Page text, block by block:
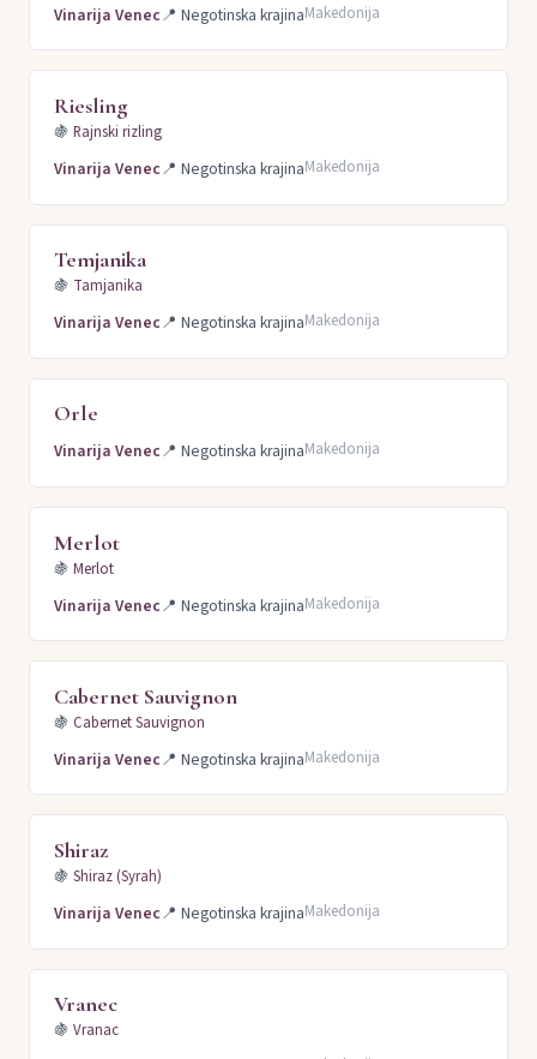
Vinarija Venec📍 Negotinska krajinaMakedonija
Riesling
🍇 Rajnski rizling
Vinarija Venec📍 Negotinska krajinaMakedonija
Temjanika
🍇 Tamjanika
Vinarija Venec📍 Negotinska krajinaMakedonija
Orle
Vinarija Venec📍 Negotinska krajinaMakedonija
Merlot
🍇 Merlot
Vinarija Venec📍 Negotinska krajinaMakedonija
Cabernet Sauvignon
🍇 Cabernet Sauvignon
Vinarija Venec📍 Negotinska krajinaMakedonija
Shiraz
🍇 Shiraz (Syrah)
Vinarija Venec📍 Negotinska krajinaMakedonija
Vranec
🍇 Vranac